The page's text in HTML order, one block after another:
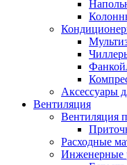
Аксессуары
Вентиляция
Вентиляция
Расходные
Инженерные